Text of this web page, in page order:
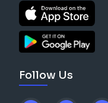
Follow Us